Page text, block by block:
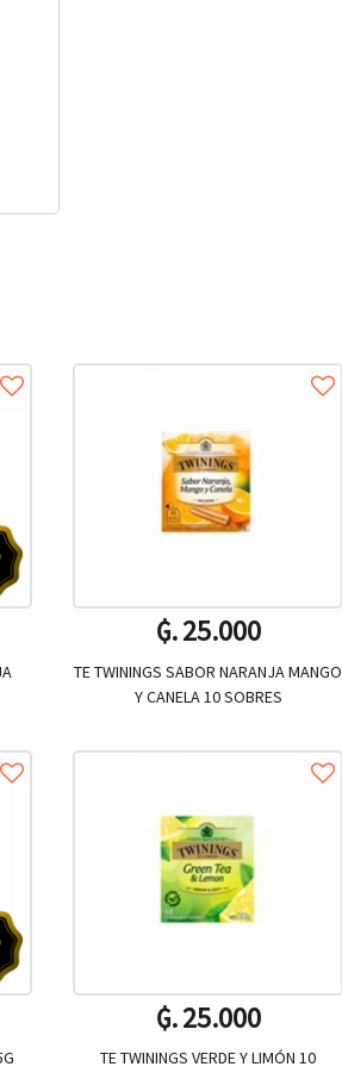
₲. 25.000
TE TWININGS SABOR NARANJA MANGO
Y CANELA 10 SOBRES
₲. 25.000
TE TWININGS VERDE Y LIMÓN 10